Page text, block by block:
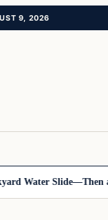
9, 2026
Water Slide—Then a